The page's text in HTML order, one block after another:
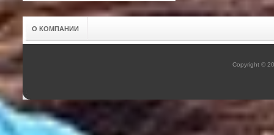
О КОМПАНИИ
Copyright ©